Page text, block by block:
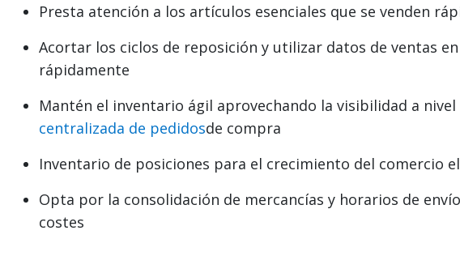
Presta atención a los artículos esenciales que se venden
Acortar los ciclos de reposición y utilizar datos de ventas
rápidamente
Mantén el inventario ágil aprovechando la visibilidad a
centralizada de pedidosde compra
Inventario de posiciones para el crecimiento del comercio
Opta por la consolidación de mercancías y horarios de
costes